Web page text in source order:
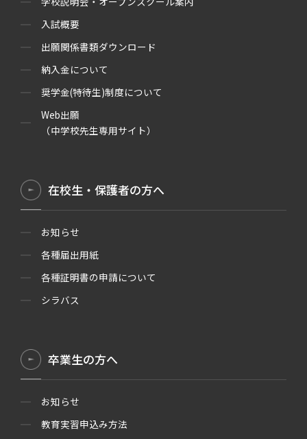
入試概要
出願関係書類ダウンロード
納入金について
奨学金(特待生)制度について
Web出願
（中学校先生専用サイト）
在校生・保護者の方へ
お知らせ
各種届出用紙
各種証明書の申請について
シラバス
卒業生の方へ
お知らせ
教育実習申込み方法